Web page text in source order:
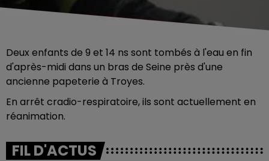
Deux enfants de 9 et 14 ns sont tombés à l'eau en fin
d'après-midi dans un bras de Seine près d'une
ancienne papeterie à Troyes.
En arrêt cradio-respiratoire, ils sont actuellement en
réanimation.
FIL D'ACTUS